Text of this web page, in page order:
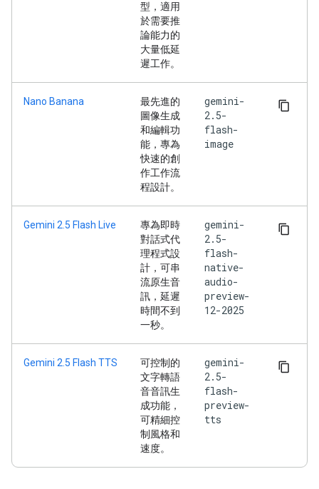
型，適用
於需要推
論能力的
大量低延
遲工作。
Nano Banana
最先進的
圖像生成
和編輯功
能，專為
快速的創
作工作流
程設計。
gemini-
2.5-
flash-
image
Gemini 2.5 Flash Live
專為即時
對話式代
理程式設
計，可串
流原生音
訊，延遲
時間不到
一秒。
gemini-
2.5-
flash-
native-
audio-
preview-
12-2025
Gemini 2.5 Flash TTS
可控制的
文字轉語
音音訊生
成功能，
可精細控
制風格和
速度。
gemini-
2.5-
flash-
preview-
tts